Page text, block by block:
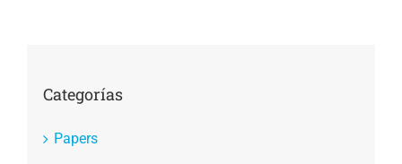
Categorías
Papers